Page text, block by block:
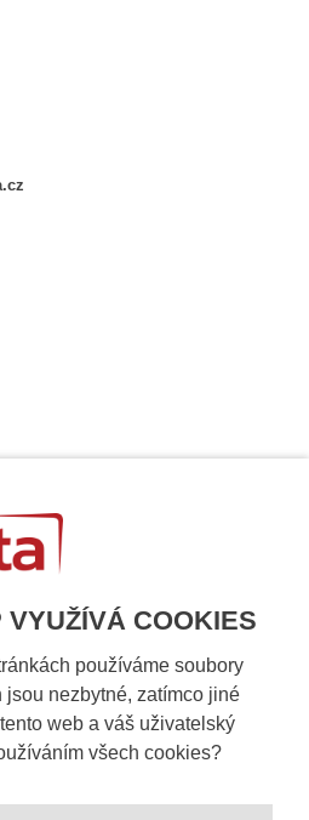
VYUŽÍVÁ COOKIES
používáme soubory
nezbytné, zatímco jiné
web a váš uživatelský
všech cookies?